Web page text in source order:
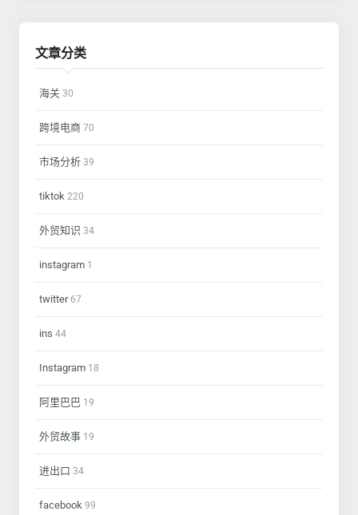
文章分类
海关 30
跨境电商 70
市场分析 39
tiktok 220
外贸知识 34
instagram 1
twitter67
ins 44
Instagram 18
阿里巴巴 19
外贸故事 19
进出口 34
facebook 99